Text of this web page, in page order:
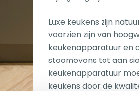
Luxe keukens zijn
voorzien zijn van
keukenapparatuur en
stoomovens tot aan
keukenapparatuur
keukens door de